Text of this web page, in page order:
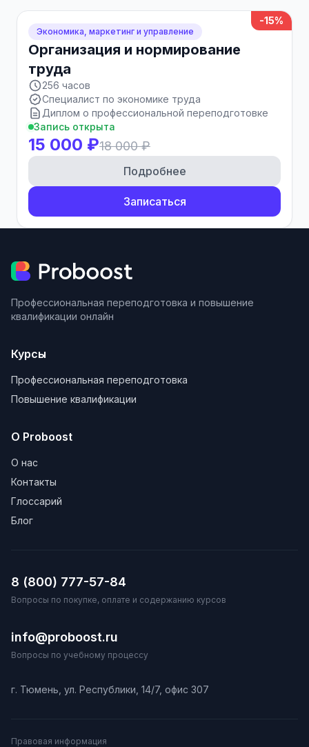
-15%
Экономика, маркетинг и управление
Организация и нормирование
труда
256 часов
Специалист по экономике труда
Диплом о профессиональной переподготовке
Запись открыта
15 000 ₽18 000 ₽
Подробнее
Записаться
Профессиональная переподготовка и повышение
квалификации онлайн
Курсы
Профессиональная переподготовка
Повышение квалификации
О Proboost
О нас
Контакты
Глоссарий
Блог
8 (800) 777-57-84
Вопросы по покупке, оплате и содержанию курсов
info@proboost.ru
Вопросы по учебному процессу
г. Тюмень, ул. Республики, 14/7, офис 307
Правовая информация